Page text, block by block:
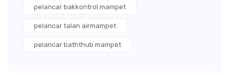
pelancar bakkontrol mampet
pelancar talan airmampet
pelancar baththub mampet